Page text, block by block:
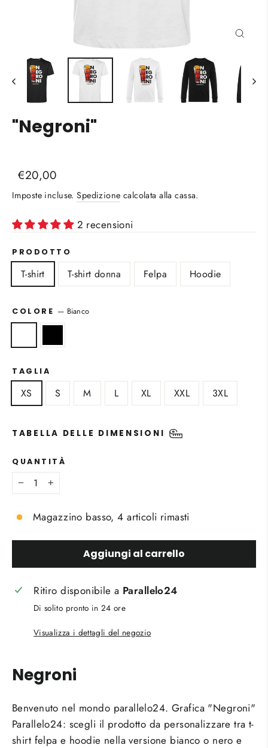
"Negroni"
invalid url input
Prezzo
di
Prezzo
scontato
€20,00
Imposte incluse.Spedizione calcolata alla cassa.
2 recensioni
PRODOTTO
T-shirt T-shirt donna Felpa Hoodie
COLORE — Bianco
TAGLIA
XS S M L XL XXL 3XL
TABELLA DELLE DIMENSIONI
QUANTITÀ
−
+
Magazzino basso, 4 articoli rimasti
Aggiungi al carrello
Ritiro disponibile a Parallelo24
Di solito pronto in 24 ore
Visualizza i dettagli del negozio
Negroni
Benvenuto nel mondo parallelo24. Grafica "Negroni"
Parallelo24: scegli il prodotto da personalizzare tra t-
shirt felpa e hoodie nella versione bianco o nero e